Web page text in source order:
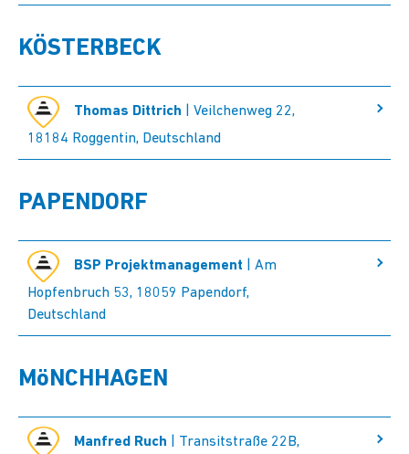
KÖSTERBECK
Thomas Dittrich | Veilchenweg 22,
18184 Roggentin, Deutschland
PAPENDORF
BSP Projektmanagement | Am
Hopfenbruch 53, 18059 Papendorf,
Deutschland
MöNCHHAGEN
Manfred Ruch | Transitstraße 22B,